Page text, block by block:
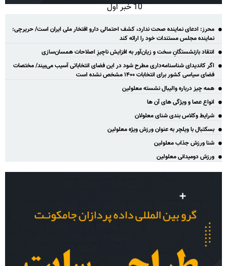
10 خبر اول
محرز: ادعای نماینده صحت ندارد، کشف احتمالی دارو افتخار ملی ایران است/ حریرچی:
نماینده مجلس مستندات خود را ارائه کند
انتقاد بازنشستگانِ سخت و زیان‌آور به افزایش ناچیزِ اصلاحات همسان‌سازی
اگر کاندیدای شناسنامه‌‎داری مطرح شود در این فضای انتخاباتی آسیب می‌بیند/ مختصات
فضای سیاسی کشور برای انتخابات ۱۴۰۰ مشخص نشده است
همه چیز درباره والیبال نشسته معلولین
انواع عصا و ویژگی های آن ها
شرایط وکلاس بندی شنای معلولان
بسکتبال با ویلچر به عنوان ورزش ویژه معلولین
شنا ورزش جذاب معلولین
ورزش دومیدانی معلولین